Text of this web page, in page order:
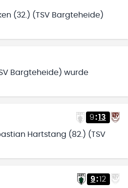
(32.) (TSV Bargteheide)
Bargteheide) wurde
9:13
Hartstang (82.) (TSV
9:12